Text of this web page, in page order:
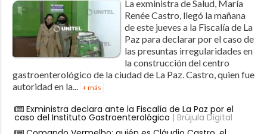
La exministra de Salud, María
Renée Castro, llegó la mañana
de este jueves a la Fiscalía de La
Paz para declarar por el caso de
las presuntas irregularidades en
la construcción del centro
gastroenterológico de la ciudad de La Paz. Castro, quien fue
autoridad en la...
+ más
Exministra declara ante la Fiscalía de La Paz por el
caso del Instituto Gastroenterológico | Brújula Digital